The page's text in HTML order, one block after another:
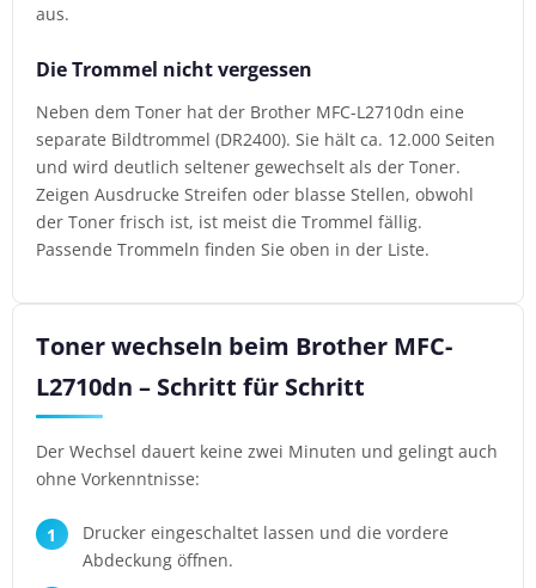
aus.
Die Trommel nicht vergessen
Neben dem Toner hat der Brother MFC-L2710dn eine
separate Bildtrommel (DR2400). Sie hält ca. 12.000 Seiten
und wird deutlich seltener gewechselt als der Toner.
Zeigen Ausdrucke Streifen oder blasse Stellen, obwohl
der Toner frisch ist, ist meist die Trommel fällig.
Passende Trommeln finden Sie oben in der Liste.
Toner wechseln beim Brother MFC-
L2710dn – Schritt für Schritt
Der Wechsel dauert keine zwei Minuten und gelingt auch
ohne Vorkenntnisse:
Drucker eingeschaltet lassen und die vordere
Abdeckung öffnen.